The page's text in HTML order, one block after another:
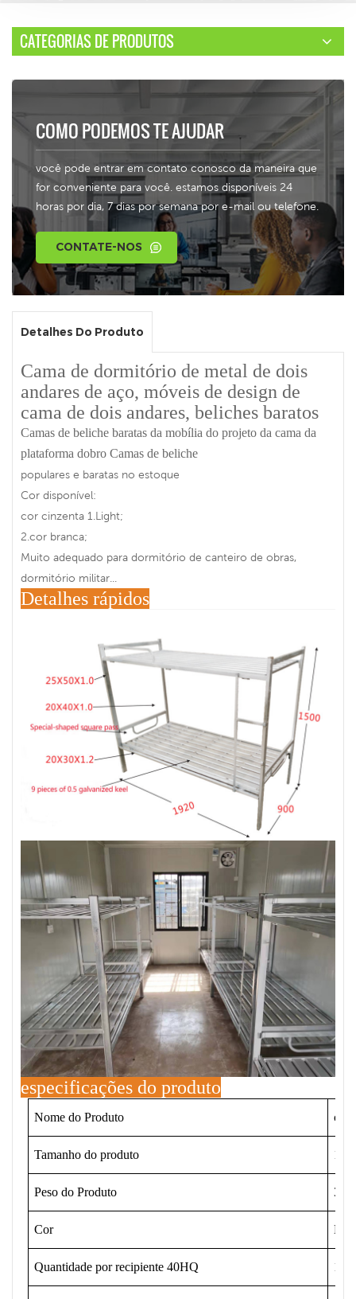
CATEGORIAS DE PRODUTOS
COMO PODEMOS TE AJUDAR
você pode entrar em contato conosco da maneira que
for conveniente para você. estamos disponíveis 24
horas por dia, 7 dias por semana por e-mail ou telefone.
CONTATE-NOS
Detalhes Do Produto
Cama de dormitório de metal de dois
andares de aço, móveis de design de
cama de dois andares, beliches baratos
Camas de beliche baratas da mobília do projeto da cama da
plataforma dobro Camas de beliche
populares e baratas no estoque
Cor disponível:
cor cinzenta 1.Light;
2.cor branca;
Muito adequado para dormitório de canteiro de obras,
dormitório militar...
Detalhes rápidos
especificações do produto
Nome do Produto
Tamanho do produto
Peso do Produto
Cor
Quantidade por recipiente 40HQ 120